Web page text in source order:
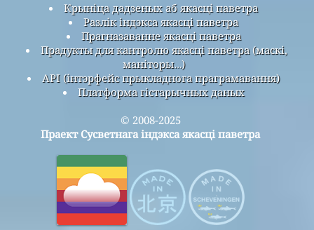
Крыніца дадзеных аб якасці паветра
Разлік індэкса якасці паветра
Прагназаванне якасці паветра
Прадукты для кантролю якасці паветра (маскі,
маніторы…)
API (інтэрфейс прыкладнога праграмавання)
Платформа гістарычных даных
© 2008-2025
Праект Сусветнага індэкса якасці паветра